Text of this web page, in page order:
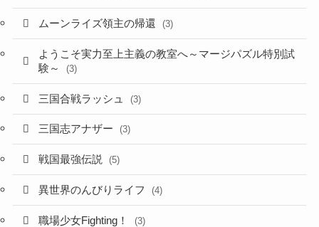
ムーンライズ領主の帰還 (3)
ようこそ実力至上主義の教室へ～マージパズル特別試
験～
(3)
三国合戦ラッシュ (3)
三国志アナザー (3)
戦国最強伝説 (5)
異世界のんびりライフ (4)
職場少女Fighting！ (3)